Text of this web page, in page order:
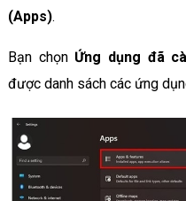
(Apps).
Bạn chọn Ứng dụng đã
được danh sách các ứng